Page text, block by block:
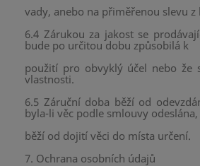
vady, anebo na přiměřenou slevu z
6.4 Zárukou za jakost se
bude po určitou dobu způsobilá k
použití pro obvyklý účel nebo že
vlastnosti.
6.5 Záruční doba běží od
byla-li věc podle smlouvy odeslána,
běží od dojití věci do místa určení.
7. Ochrana osobních údajů